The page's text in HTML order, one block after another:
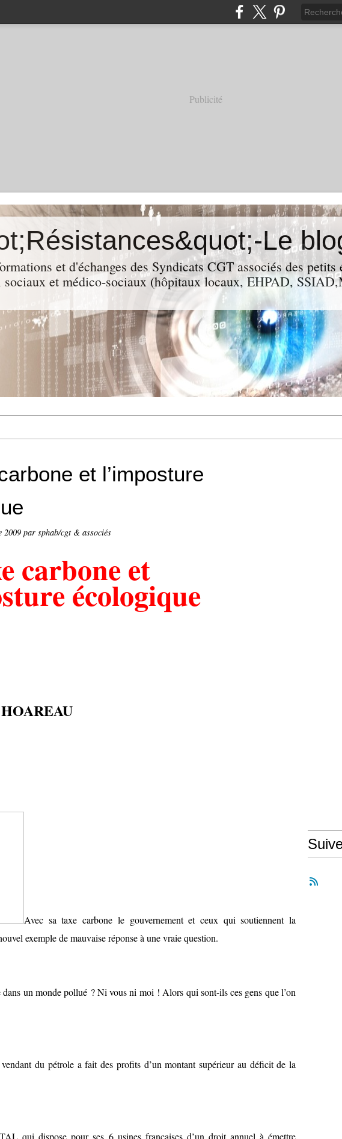
Publicité
et d'échanges des Syndicats CGT associés des petits
sociaux et médico-sociaux (hôpitaux locaux, EHPAD,
et l’imposture
2009 par sphab/cgt & associés
carbone et
écologique
Avec sa taxe carbone le gouvernement et ceux qui soutiennent la
exemple de mauvaise réponse à une vraie question.
un monde pollué ? Ni vous ni moi ! Alors qui sont-ils ces gens que l’on
du pétrole a fait des profits d’un montant supérieur au déficit de la
qui dispose pour ses 6 usines françaises d’un droit annuel à émettre